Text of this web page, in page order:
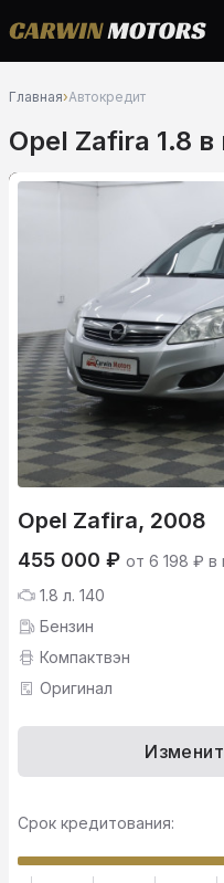
Главная›Автокредит
Opel Zafira 1.8
Opel Zafira, 2008
455 000 ₽ от 6 198 ₽ в
1.8 л. 140
Бензин
Компактвэн
Оригинал
Срок кредитования: